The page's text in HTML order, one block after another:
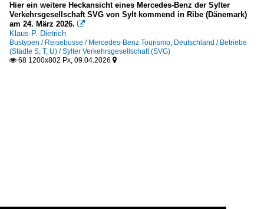
Hier ein weitere Heckansicht eines Mercedes-Benz der Sylter
Verkehrsgesellschaft SVG von Sylt kommend in Ribe (Dänemark)
am 24. März 2026. 
Klaus-P. Dietrich
Bustypen / Reisebusse / Mercedes-Benz Tourismo, Deutschland / Betriebe
(Städte S, T, U) / Sylter Verkehrsgesellschaft (SVG)
 68 1200x802 Px, 09.04.2026 